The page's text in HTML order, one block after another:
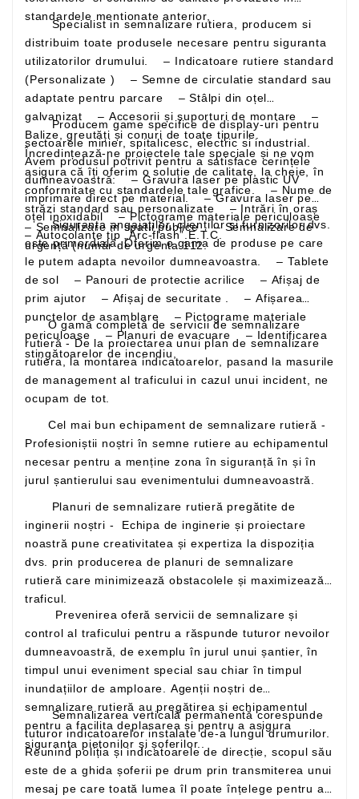
standardele mentionate anterior,
Specialist in semnalizare rutiera, producem si
distribuim toate produsele necesare pentru siguranta
utilizatorilor drumului. – Indicatoare rutiere standard
(Personalizate ) – Semne de circulatie standard sau
adaptate pentru parcare – Stâlpi din oțel
galvanizat – Accesorii și suporturi de montare –
Balize, greutăți și conuri de toate tipurile.
Încredințează-ne proiectele tale speciale și ne vom
asigura că îți oferim o soluție de calitate, la cheie, în
conformitate cu standardele tale grafice. – Nume de
străzi standard sau personalizate – Intrări în oraș
– Semnalizare in spatii publice – Semnalizare de
urgență (număr de urgenta 112.
Producem game specifice de display-uri pentru
sectoarele minier, spitalicesc, electric si industrial.
Avem produsul potrivit pentru a satisface cerințele
dumneavoastră: – Gravura laser pe plastic UV
imprimare direct pe material. – Gravura laser pe
oțel inoxidabil – Pictograme materiale periculoase
– Autocolante tip „Arc-flash”.E.T.C.
Siguranța angajaților, clienților și furnizorilor dvs.
este primordială. Oferim o gama de produse pe care
le putem adapta nevoilor dumneavoastra. – Tablete
de sol – Panouri de protectie acrilice – Afișaj de
prim ajutor – Afișaj de securitate . – Afișarea
punctelor de asamblare – Pictograme materiale
periculoase – Planuri de evacuare – Identificarea
stingătoarelor de incendiu,
O gamă completă de servicii de semnalizare
rutieră - De la proiectarea unui plan de semnalizare
rutiera, la montarea indicatoarelor, pasand la masurile
de management al traficului in cazul unui incident, ne
ocupam de tot.
Cel mai bun echipament de semnalizare rutieră -
Profesioniștii noștri în semne rutiere au echipamentul
necesar pentru a menține zona în siguranță în și în
jurul șantierului sau evenimentului dumneavoastră.
inginerii noștri - Echipa de inginerie și proiectare
noastră pune creativitatea și expertiza la dispoziția
dvs. prin producerea de planuri de semnalizare
rutieră care minimizează obstacolele și maximizează
traficul.
control al traficului pentru a răspunde tuturor nevoilor
dumneavoastră, de exemplu în jurul unui șantier, în
timpul unui eveniment special sau chiar în timpul
inundațiilor de amploare. Agenții noștri de
semnalizare rutieră au pregătirea și echipamentul
pentru a facilita deplasarea și pentru a asigura
siguranța pietonilor și șoferilor..
Semnalizarea verticală permanentă corespunde
tuturor indicatoarelor instalate de-a lungul drumurilor.
Reunind poliția și indicatoarele de direcție, scopul său
este de a ghida șoferii pe drum prin transmiterea unui
mesaj pe care toată lumea îl poate înțelege pentru a-